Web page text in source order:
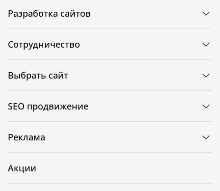
Разработка сайтов
Сотрудничество
Выбрать сайт
SEO продвижение
Реклама
Акции